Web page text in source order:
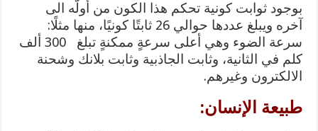
بوجود ثوابت كونية تحكم هذا الكون من أولّه الى
آخره ويبلغ عددها حوالي 26 ثابتًا كونيًا، منها مثلًا:
سرعة الضوء وهي أعلى سرعةٍ ممكنةٍ تبلغ 300 ألف
كلم في الثانية، وثابت الجاذبية وثابت بلانك وشحنة
الالكترون وغيرهم.
طبيعة الإنسان: